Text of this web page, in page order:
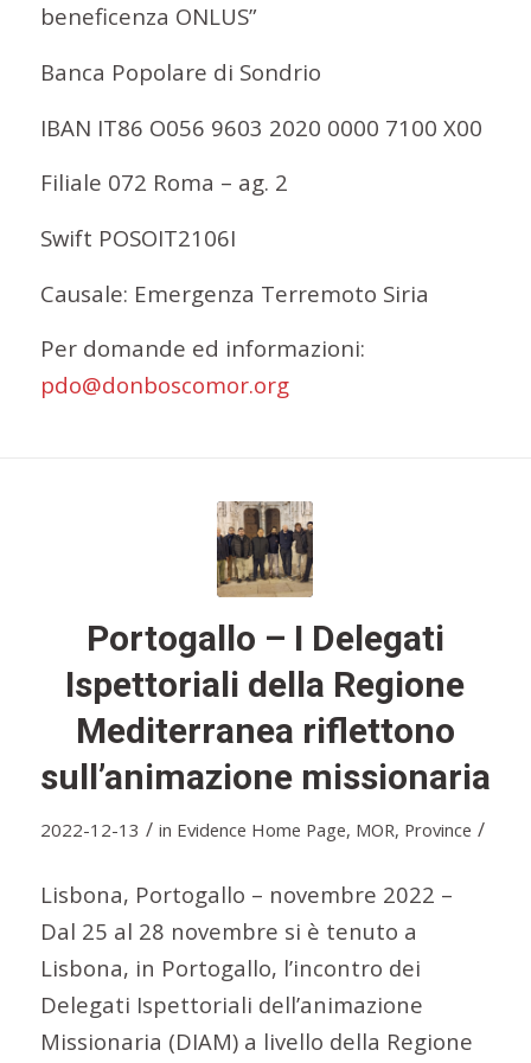
beneficenza ONLUS”
Banca Popolare di Sondrio
IBAN IT86 O056 9603 2020 0000 7100 X00
Filiale 072 Roma – ag. 2
Swift POSOIT2106I
Causale: Emergenza Terremoto Siria
Per domande ed informazioni:
pdo@donboscomor.org
Portogallo – I Delegati
Ispettoriali della Regione
Mediterranea riflettono
sull’animazione missionaria
2022-12-13 / in Evidence Home Page, MOR, Province /
Lisbona, Portogallo – novembre 2022 –
Dal 25 al 28 novembre si è tenuto a
Lisbona, in Portogallo, l’incontro dei
Delegati Ispettoriali dell’animazione
Missionaria (DIAM) a livello della Regione